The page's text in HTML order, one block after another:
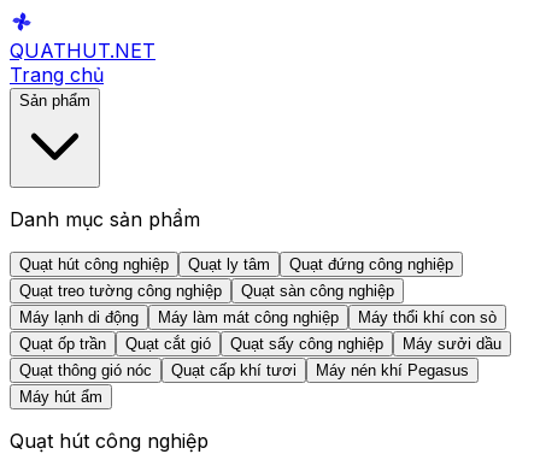
QUATHUT.NET
Trang chủ
Sản phẩm
Danh mục sản phẩm
Quạt hút công nghiệp Quạt ly tâm
Quạt đứng công nghiệp
Quạt treo tường công nghiệp
Quạt sàn công nghiệp
Máy lạnh di động
Máy làm mát công nghiệp
Máy thổi khí con sò
Quạt ốp trần
Quạt cắt gió Quạt sấy công nghiệp
Máy sưởi dầu
Quạt thông gió nóc
Quạt cấp khí tươi
Máy nén khí Pegasus
Máy hút ẩm
Quạt hút công nghiệp